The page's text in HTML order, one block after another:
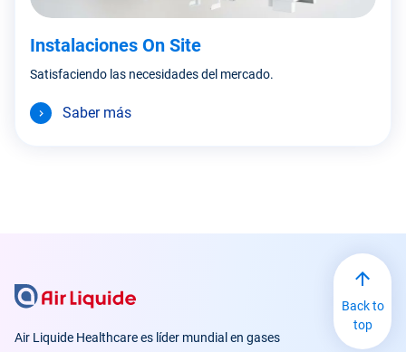
Instalaciones On Site
Satisfaciendo las necesidades del mercado.
Saber más
Air Liquide Healthcare es líder mundial en gases
Back to
top